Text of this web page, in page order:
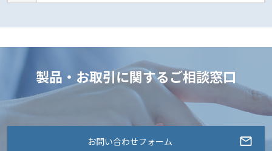
製品・お取引に関するご相談窓口
お問い合わせフォーム